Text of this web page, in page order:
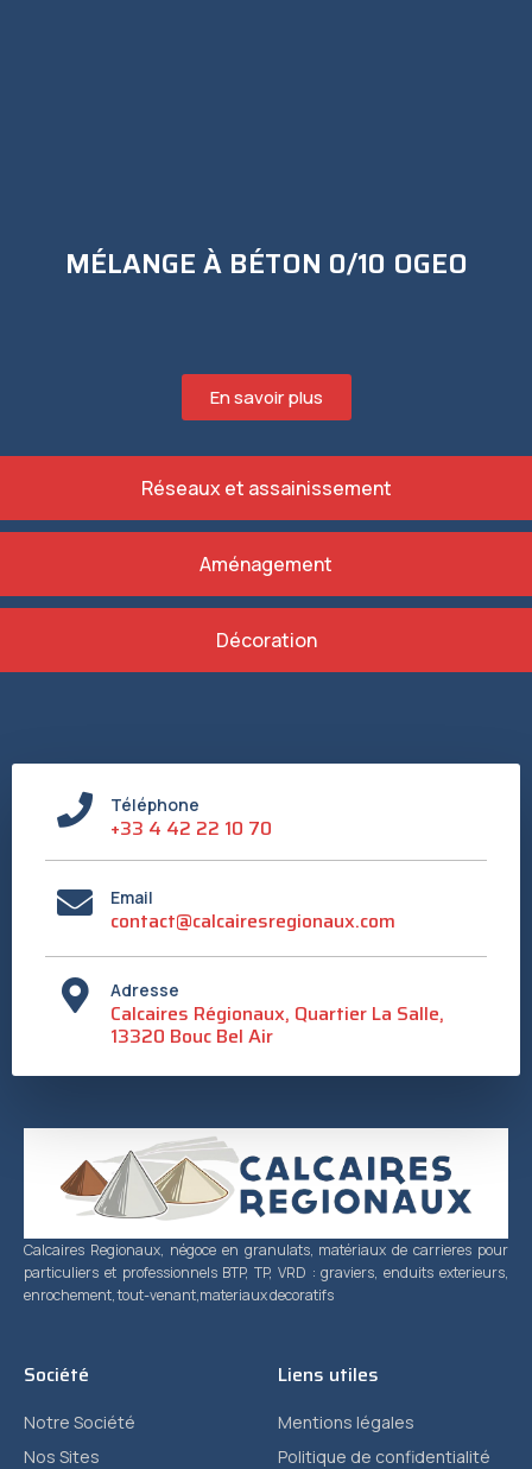
Réseaux et assainissement
Aménagement
Décoration
MÉLANGE À BÉTON 0/10 OGEO
En savoir plus
Téléphone
+33 4 42 22 10 70
Email
contact@calcairesregionaux.com
Adresse
Calcaires Régionaux, Quartier La Salle,
13320 Bouc Bel Air
Calcaires Regionaux, négoce en granulats, matériaux de carrieres pour
particuliers et professionnels BTP, TP, VRD : graviers, enduits exterieurs,
enrochement, tout-venant,materiaux decoratifs
Société
Notre Société
Nos Sites
Liens utiles
Mentions légales
Politique de confidentialité